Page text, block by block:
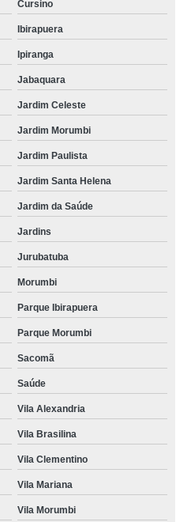
Cursino
Ibirapuera
Ipiranga
Jabaquara
Jardim Celeste
Jardim Morumbi
Jardim Paulista
Jardim Santa Helena
Jardim da Saúde
Jardins
Jurubatuba
Morumbi
Parque Ibirapuera
Parque Morumbi
Sacomã
Saúde
Vila Alexandria
Vila Brasilina
Vila Clementino
Vila Mariana
Vila Morumbi